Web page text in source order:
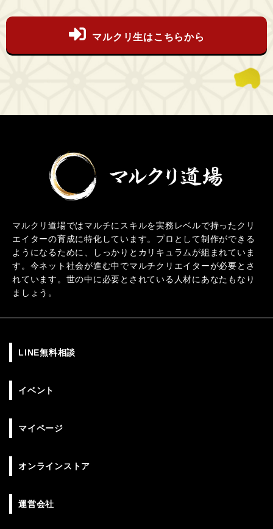
マルクリ生はこちらから
マルクリ道場ではマルチにスキルを実務レベルで持ったクリ
エイターの育成に特化しています。プロとして制作ができる
ようになるために、しっかりとカリキュラムが組まれていま
す。今ネット社会が進む中でマルチクリエイターが必要とさ
れています。世の中に必要とされている人材にあなたもなり
ましょう。
LINE無料相談
イベント
マイページ
オンラインストア
運営会社